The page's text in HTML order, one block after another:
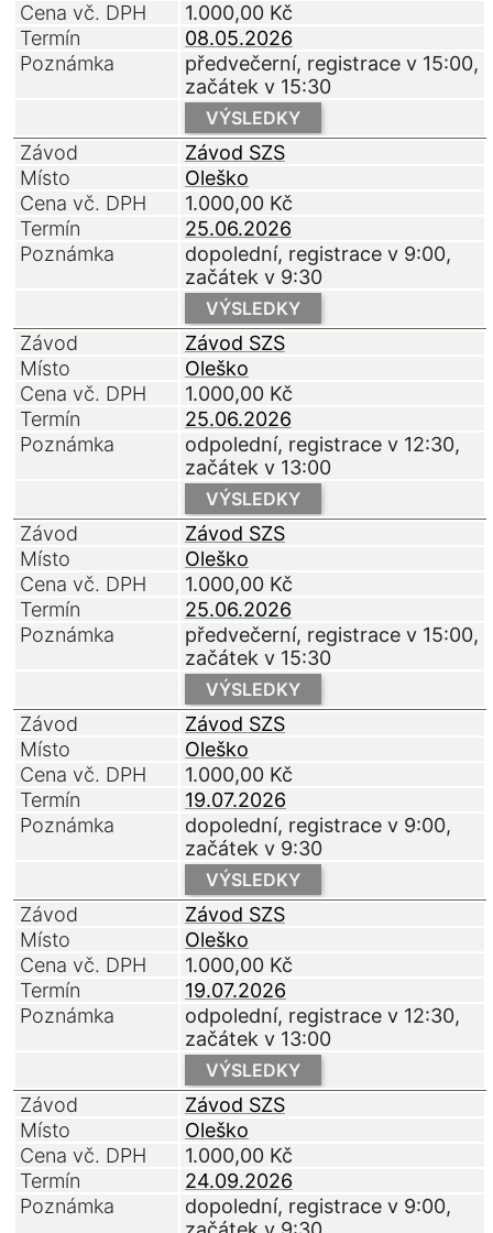
Cena vč. DPH
1.000,00 Kč
Termín
08.05.2026
Poznámka
předvečerní, registrace v 15:00,
začátek v 15:30
VÝSLEDKY
Závod
Závod SZS
Místo
Oleško
Cena vč. DPH
1.000,00 Kč
Termín
25.06.2026
Poznámka
dopolední, registrace v 9:00,
začátek v 9:30
VÝSLEDKY
Závod
Závod SZS
Místo
Oleško
Cena vč. DPH
1.000,00 Kč
Termín
25.06.2026
Poznámka
odpolední, registrace v 12:30,
začátek v 13:00
VÝSLEDKY
Závod
Závod SZS
Místo
Oleško
Cena vč. DPH
1.000,00 Kč
Termín
25.06.2026
Poznámka
předvečerní, registrace v 15:00,
začátek v 15:30
VÝSLEDKY
Závod
Závod SZS
Místo
Oleško
Cena vč. DPH
1.000,00 Kč
Termín
19.07.2026
Poznámka
dopolední, registrace v 9:00,
začátek v 9:30
VÝSLEDKY
Závod
Závod SZS
Místo
Oleško
Cena vč. DPH
1.000,00 Kč
Termín
19.07.2026
Poznámka
odpolední, registrace v 12:30,
začátek v 13:00
VÝSLEDKY
Závod
Závod SZS
Místo
Oleško
Cena vč. DPH
1.000,00 Kč
Termín
24.09.2026
Poznámka
dopolední, registrace v 9:00,